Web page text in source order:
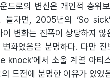
드로의 변신은 개인적 층위
들자면, 2005년의 ‘So
이 변화는 진폭이 상당하지
화였음은 분명하다. 다만
knock’에서 소울 계열 아티
도전에 분명한 이유가 있었